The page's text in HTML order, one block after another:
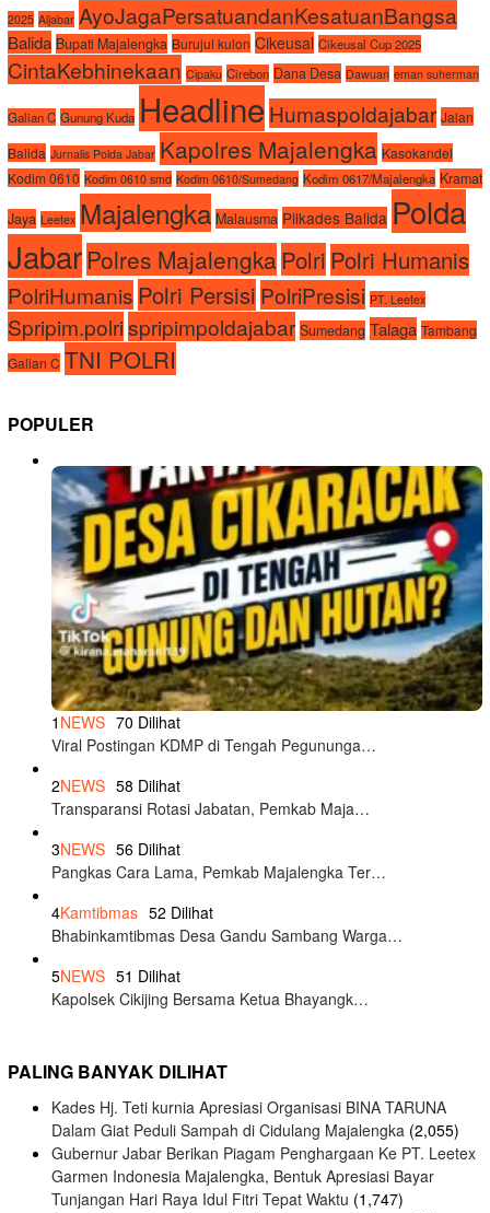
2025 Aljabar AyoJagaPersatuandanKesatuanBangsa
Balida Bupati Majalengka Burujul kulon Cikeusal Cikeusal Cup 2025
CintaKebhinekaan Cipaku Cirebon Dana Desa Dawuan eman suherman
Galian C Gunung Kuda Headline Humaspoldajabar Jalan
Balida Jurnalis Polda Jabar Kapolres Majalengka Kasokandel
Kodim 0610 Kodim 0610 smd Kodim 0610/Sumedang Kodim 0617/Majalengka Kramat
Jaya Leetex Majalengka Malausma Pilkades Balida Polda
Jabar Polres MajalengkaPolri Polri Humanis
PolriHumanis Polri Persisi PolriPresisi PT. Leetex
Spripim.polrispripimpoldajabar Sumedang Talaga Tambang
Galian C TNI POLRI
POPULER
1 NEWS 70 Dilihat
Viral Postingan KDMP di Tengah Pegununga…
2NEWS 58 Dilihat
Transparansi Rotasi Jabatan, Pemkab Maja…
3NEWS 56 Dilihat
Pangkas Cara Lama, Pemkab Majalengka Ter…
4Kamtibmas 52 Dilihat
Bhabinkamtibmas Desa Gandu Sambang Warga…
5NEWS 51 Dilihat
Kapolsek Cikijing Bersama Ketua Bhayangk…
PALING BANYAK DILIHAT
Kades Hj. Teti kurnia Apresiasi Organisasi BINA TARUNA
Dalam Giat Peduli Sampah di Cidulang Majalengka (2,055)
Gubernur Jabar Berikan Piagam Penghargaan Ke PT. Leetex
Garmen Indonesia Majalengka, Bentuk Apresiasi Bayar
Tunjangan Hari Raya Idul Fitri Tepat Waktu (1,747)